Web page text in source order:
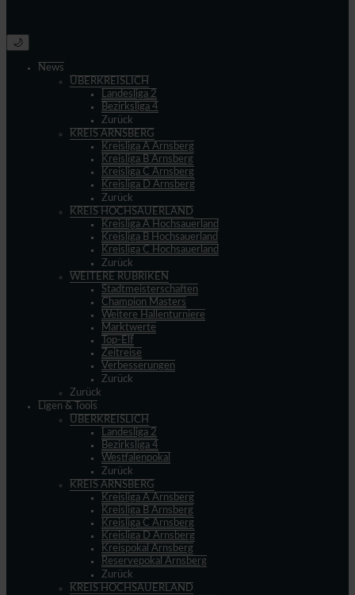
🌙
News
ÜBERKREISLICH
Landesliga 2
Bezirksliga 4
Zurück
KREIS ARNSBERG
Kreisliga A Arnsberg
Kreisliga B Arnsberg
Kreisliga C Arnsberg
Kreisliga D Arnsberg
Zurück
KREIS HOCHSAUERLAND
Kreisliga A Hochsauerland
Kreisliga B Hochsauerland
Kreisliga C Hochsauerland
Zurück
WEITERE RUBRIKEN
Stadtmeisterschaften
Champion Masters
Weitere Hallenturniere
Marktwerte
Top-Elf
Zeitreise
Verbesserungen
Zurück
Zurück
Ligen & Tools
ÜBERKREISLICH
Landesliga 2
Bezirksliga 4
Westfalenpokal
Zurück
KREIS ARNSBERG
Kreisliga A Arnsberg
Kreisliga B Arnsberg
Kreisliga C Arnsberg
Kreisliga D Arnsberg
Kreispokal Arnsberg
Reservepokal Arnsberg
Zurück
KREIS HOCHSAUERLAND